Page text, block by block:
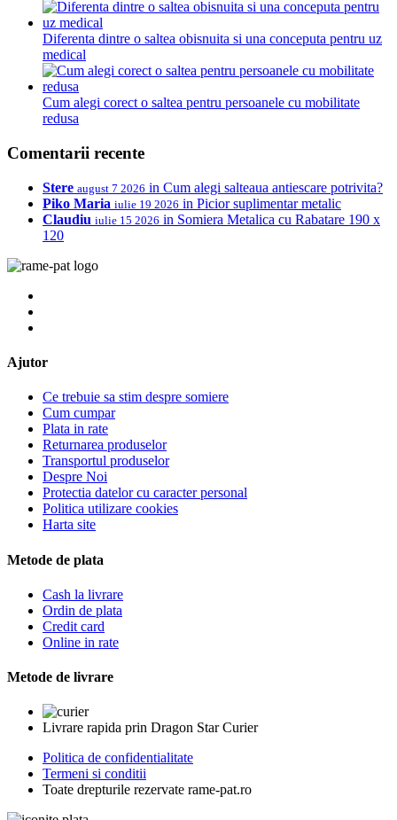
Diferenta dintre o saltea obisnuita si una conceputa pentru uz
medical
Cum alegi corect o saltea pentru persoanele cu mobilitate
redusa
Comentarii recente
Stere august 7 2026 in Cum alegi salteaua antiescare potrivita?
Piko Maria iulie 19 2026 in Picior suplimentar metalic
Claudiu iulie 15 2026 in Somiera Metalica cu Rabatare 190 x
120
Ajutor
Ce trebuie sa stim despre somiere
Cum cumpar
Plata in rate
Returnarea produselor
Transportul produselor
Despre Noi
Protectia datelor cu caracter personal
Politica utilizare cookies
Harta site
Metode de plata
Cash la livrare
Ordin de plata
Credit card
Online in rate
Metode de livrare
Livrare rapida prin Dragon Star Curier
Politica de confidentialitate
Termeni si conditii
Toate drepturile rezervate rame-pat.ro